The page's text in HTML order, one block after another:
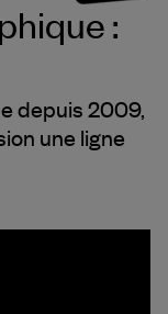
:
depuis 2009,
une ligne